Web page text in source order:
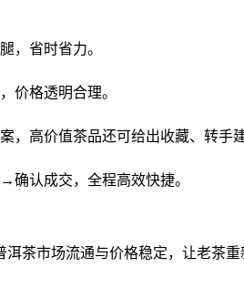
，省时省力。
价格透明合理。
，高价值茶品还可给出收藏、转手建
认成交，全程高效快捷。
茶市场流通与价格稳定，让老茶